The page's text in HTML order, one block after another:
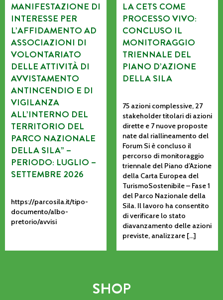
MANIFESTAZIONE DI
INTERESSE PER
L’AFFIDAMENTO AD
ASSOCIAZIONI DI
VOLONTARIATO
DELLE ATTIVITÀ DI
AVVISTAMENTO
ANTINCENDIO E DI
VIGILANZA
ALL’INTERNO DEL
TERRITORIO DEL
PARCO NAZIONALE
DELLA SILA” –
PERIODO: LUGLIO –
SETTEMBRE 2026
https://parcosila.it/tipo-
documento/albo-
pretorio/avvisi
LA CETS COME
PROCESSO VIVO:
CONCLUSO IL
MONITORAGGIO
TRIENNALE DEL
PIANO D’AZIONE
DELLA SILA
75 azioni complessive, 27
stakeholder titolari di azioni
dirette e 7 nuove proposte
nate dal riallineamento del
Forum Si è concluso il
percorso di monitoraggio
triennale del Piano d’Azione
della Carta Europea del
TurismoSostenibile – Fase 1
del Parco Nazionale della
Sila. Il lavoro ha consentito
di verificare lo stato
diavanzamento delle azioni
previste, analizzare […]
SHOP